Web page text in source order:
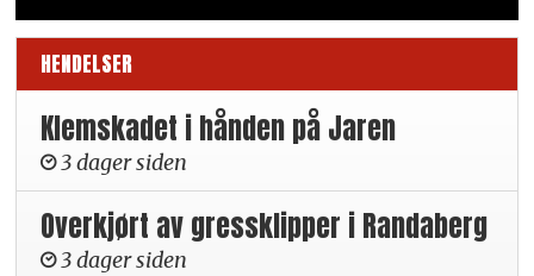
HENDELSER
Klemskadet i hånden på Jaren
3 dager siden
Overkjørt av gressklipper i Randaberg
3 dager siden